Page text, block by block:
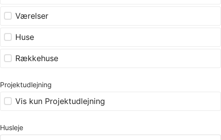
Værelser
Huse
Rækkehuse
Projektudlejning
Vis kun Projektudlejning
Husleje